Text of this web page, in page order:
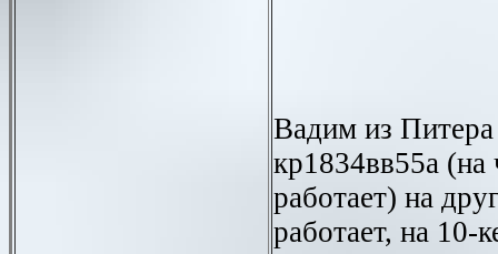
Вадим из Питера
кр1834вв55а
работает) на
работает, на 10-